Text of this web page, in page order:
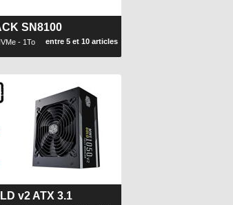
SN8100
- 1To entre 5 et 10 articles
v2 ATX 3.1